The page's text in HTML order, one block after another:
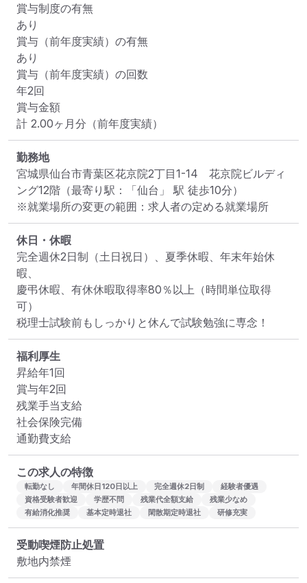
賞与制度の有無
あり
賞与（前年度実績）の有無
あり
賞与（前年度実績）の回数
年2回
賞与金額
計 2.00ヶ月分（前年度実績）
勤務地
宮城県仙台市青葉区花京院2丁目1-14　花京院ビルディ
ング12階 （最寄り駅：「仙台」 駅 徒歩10分）
※就業場所の変更の範囲：求人者の定める就業場所
休日・休暇
完全週休2日制（土日祝日）、夏季休暇、年末年始休
暇、
慶弔休暇、有休休暇取得率80％以上（時間単位取得
可）
税理士試験前もしっかりと休んで試験勉強に専念！
福利厚生
昇給年1回
賞与年2回
残業手当支給
社会保険完備
通勤費支給
この求人の特徴
転勤なし 年間休日120日以上 完全週休2日制
経験者優遇
資格受験者歓迎
学歴不問 残業代全額支給
残業少なめ
有給消化推奨
基本定時退社 閑散期定時退社 研修充実
受動喫煙防止処置
敷地内禁煙